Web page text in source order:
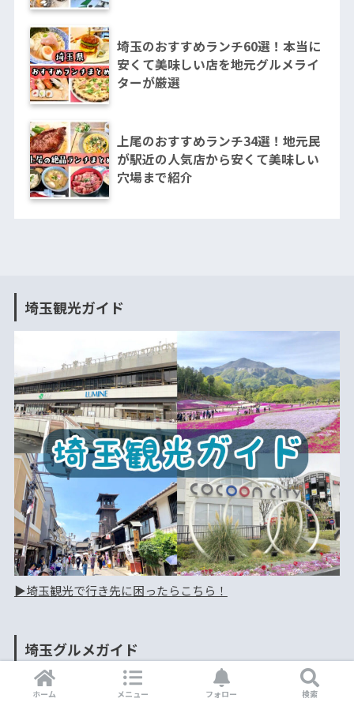
埼玉のおすすめランチ60選！本当に
安くて美味しい店を地元グルメライ
ターが厳選
上尾のおすすめランチ34選！地元民
が駅近の人気店から安くて美味しい
穴場まで紹介
埼玉観光ガイド
▶︎埼玉観光で行き先に困ったらこちら！
埼玉グルメガイド
ホーム メニュー フォロー 検索